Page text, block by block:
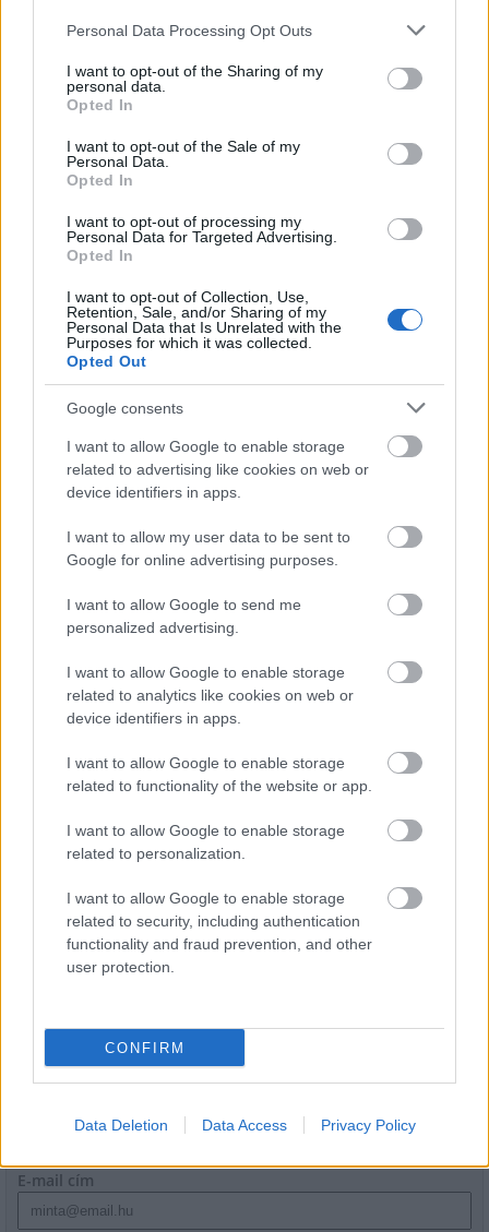
Please note that this website/app uses one or more Google
not limited to your visit or usage behaviour. You may click to
grant or deny consent to Google and its third-party tags to
use your data for below specified purposes in below Google
consent section.
Personal Data Processing Opt Outs
I want to opt-out of the Sharing of my
personal data.
Opted In
I want to opt-out of the Sale of my
Personal Data.
Opted In
I want to opt-out of processing my
Personal Data for Targeted Advertising.
Opted In
I want to opt-out of Collection, Use,
Retention, Sale, and/or Sharing of my
Personal Data that Is Unrelated with the
Purposes for which it was collected.
Opted Out
Google consents
I want to allow Google to enable storage
related to advertising like cookies on web or
device identifiers in apps.
I want to allow my user data to be sent to
Google for online advertising purposes.
I want to allow Google to send me
personalized advertising.
I want to allow Google to enable storage
related to analytics like cookies on web or
device identifiers in apps.
I want to allow Google to enable storage
related to functionality of the website or app.
I want to allow Google to enable storage
related to personalization.
I want to allow Google to enable storage
related to security, including authentication
functionality and fraud prevention, and other
user protection.
CONFIRM
Data Deletion Data Access Privacy Policy
autópálya útépítés M1-es autópálya Bicske
M1 bővítés: már zajlik a teljesen új Bicske Kelet
csomópont építése
Tizenegy meglévő csomópontot korszerűsít és négy új,
különszintű csomópontot hoz létre az MKIF az M1-es
bővítésénél.
csomópont épül Angyalföldön
Másfélszeresére bővítik
iskoláját
Látványos építési szakasz indult be a
Flórián téri felüljárón
mérföldköve a felülvizsgálat
árnyékában?
E-mail cím